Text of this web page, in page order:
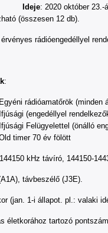
Ideje: 2020 október 23.-
(összesen 12 db).
rádióengedéllyel
:
Egyéni rádióamatőrök (minden
Ifjúsági (engedéllyel
Ifjúsági Felügyelettel (önálló
timer 70 év fölött
kHz távíró, 144150-
távbeszélő (J3E).
(jan. 1-i állapot. pl.: valaki
életkorához tartozó